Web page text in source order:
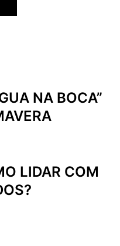
NA BOCA”
LIDAR COM